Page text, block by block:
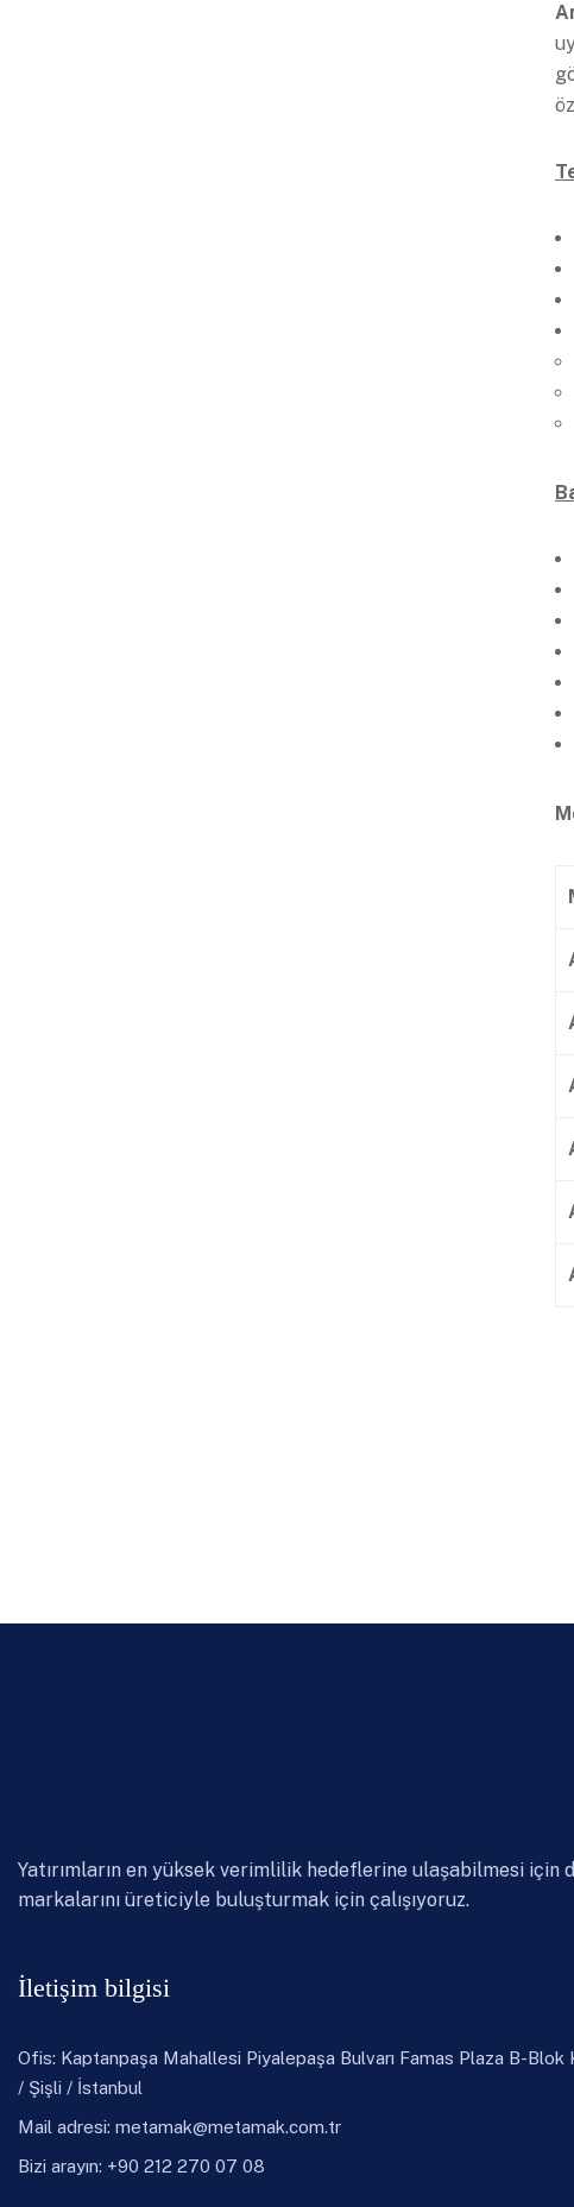
Yatırımların en yüksek verimlilik hedeflerine ulaşabilmesi için
markalarını üreticiyle buluşturmak için çalışıyoruz.
İletişim bilgisi
Ofis: Kaptanpaşa Mahallesi Piyalepaşa Bulvarı Famas Plaza B-Blok
/ Şişli / İstanbul
Mail adresi: metamak@metamak.com.tr
Bizi arayın: +90 212 270 07 08